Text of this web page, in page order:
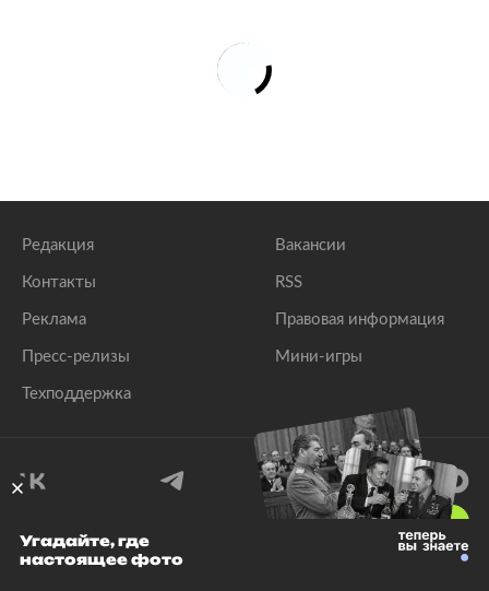
Редакция
Контакты
Реклама
Пресс-релизы
Техподдержка
Вакансии
RSS
Правовая информация
Мини-игры
© 1999–2026 Все права защищены.
Угадайте, где
настоящее фото